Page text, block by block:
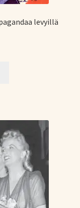
levyillä